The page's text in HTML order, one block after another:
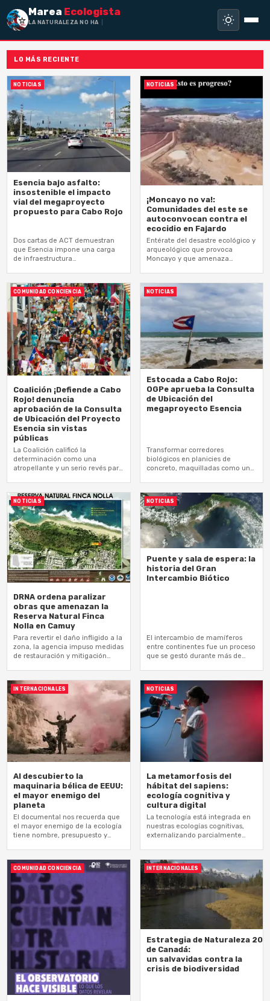
Marea Ecologista
LA NATURALEZA NO HA HECHO ES
LO MÁS RECIENTE
NOTICIAS
Esencia bajo asfalto:
insostenible el impacto
vial del megaproyecto
propuesto para Cabo Rojo
Dos cartas de ACT demuestran
que Esencia impone una carga
de infraestructura
NOTICIAS
¡Moncayo no va!:
Comunidades del este se
autoconvocan contra el
ecocidio en Fajardo
Entérate del desastre ecológico y
arqueológico que provoca
Moncayo y que amenaza
COMUNIDAD CONCIENCIA
Coalición ¡Defiende a Cabo
Rojo! denuncia
aprobación de la Consulta
de Ubicación del Proyecto
Esencia sin vistas
públicas
La Coalición calificó la
determinación como una
atropellante y un serio revés para
NOTICIAS
Estocada a Cabo Rojo:
OGPe aprueba la Consulta
de Ubicación del
megaproyecto Esencia
Transformar corredores
biológicos en planicies de
concreto, maquilladas como una
NOTICIAS
DRNA ordena paralizar
obras que amenazan la
Reserva Natural Finca
Nolla en Camuy
Para revertir el daño infligido a la
zona, la agencia impuso medidas
de restauración y mitigación
NOTICIAS
Puente y sala de espera: la
historia del Gran
Intercambio Biótico
El intercambio de mamíferos
entre continentes fue un proceso
que se gestó durante más de
INTERNACIONALES
Al descubierto la
maquinaria bélica de EEUU:
el mayor enemigo del
planeta
El documental nos recuerda que
el mayor enemigo de la ecología
tiene nombre, presupuesto y
NOTICIAS
La metamorfosis del
hábitat del sapiens:
ecología cognitiva y
cultura digital
La tecnología está integrada en
nuestras ecologías cognitivas,
externalizando parcialmente
COMUNIDAD CONCIENCIA INTERNACIONALES
Estrategia de Naturaleza
de Canadá:
un salvavidas contra la
crisis de biodiversidad